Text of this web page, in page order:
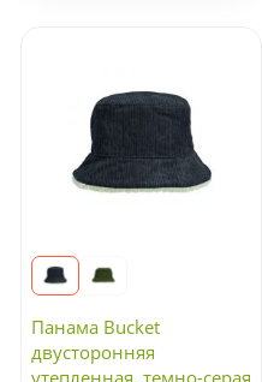
Панамы
Перчатки
Вязаные комплекты
Фартуки с логотипом
Головные уборы
Панама Bucket
двусторонняя